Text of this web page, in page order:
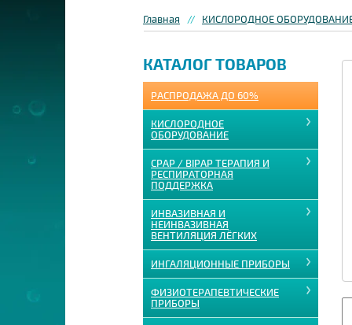
Главная КИСЛОРОДНОЕ
КАТАЛОГ ТОВАРОВ
РАСПРОДАЖА ДО 60%
КИСЛОРОДНОЕ
ОБОРУДОВАНИЕ
CPAP / BIPAP ТЕРАПИЯ И
РЕСПИРАТОРНАЯ
ПОДДЕРЖКА
ИНВАЗИВНАЯ И
НЕИНВАЗИВНАЯ
ВЕНТИЛЯЦИЯ ЛЁГКИХ
ИНГАЛЯЦИОННЫЕ ПРИБОРЫ
ФИЗИОТЕРАПЕВТИЧЕСКИЕ
ПРИБОРЫ